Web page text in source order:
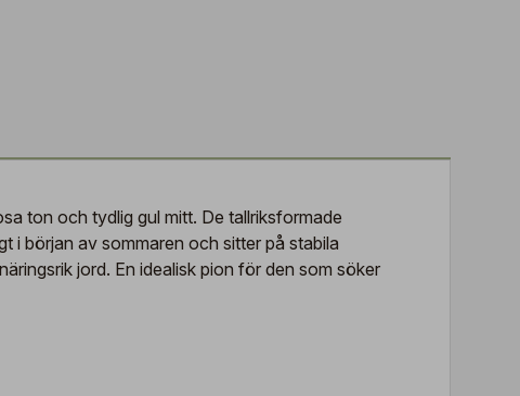
ton och tydlig gul mitt. De tallriksformade
i början av sommaren och sitter på stabila
jord. En idealisk pion för den som söker